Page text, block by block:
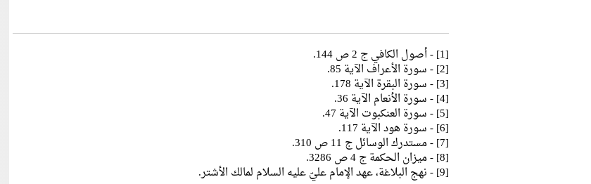
[1] - أصول الكافي ج 2 ص 144.
[2] - سورة الأعراف الآية 85.
[3] - سورة البقرة الآية 178.
[4] - سورة الأنعام الآية 36.
[5] - سورة العنكبوت الآية 47.
[6] - سورة هود الآية 117.
[7] - مستدرك الوسائل ج 11 ص 310.
[8] - ميزان الحكمة ج 4 ص 3286.
[9] - نهج البلاغة، عهد الإمام عليّ عليه السلام لمالك الأشتر.